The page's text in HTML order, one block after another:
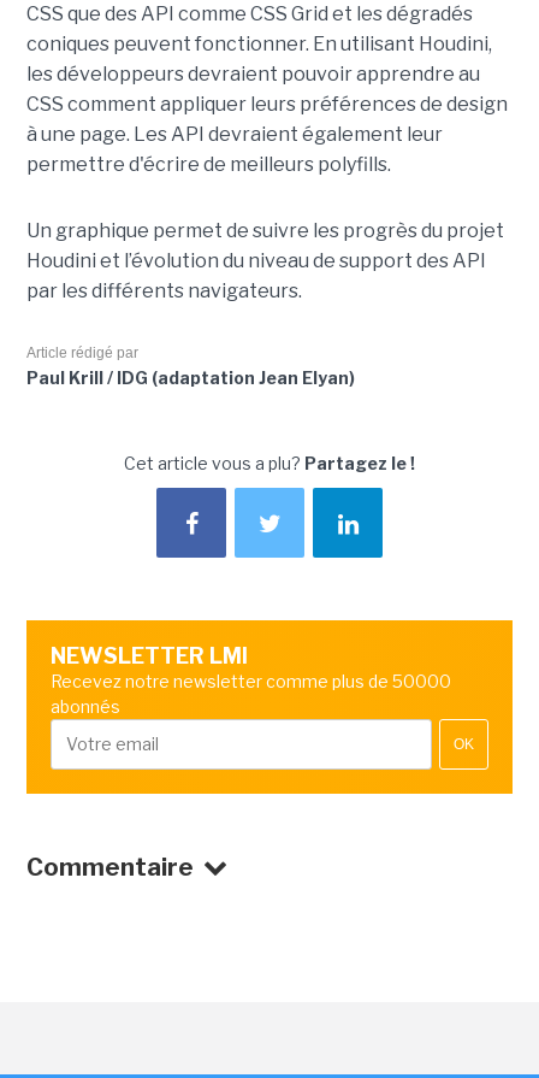
CSS que des API comme CSS Grid et les dégradés
coniques peuvent fonctionner. En utilisant Houdini,
les développeurs devraient pouvoir apprendre au
CSS comment appliquer leurs préférences de design
à une page. Les API devraient également leur
permettre d'écrire de meilleurs polyfills.
Un graphique permet de suivre les progrès du projet
Houdini et l’évolution du niveau de support des API
par les différents navigateurs.
Article rédigé par
Paul Krill / IDG (adaptation Jean Elyan)
Cet article vous a plu? Partagez le !
NEWSLETTER LMI
Recevez notre newsletter comme plus de 50000
abonnés
OK
Commentaire